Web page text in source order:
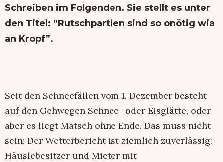
Schreiben im Folgenden. Sie stellt es unter
den Titel: “Rutschpartien sind so onötig wia
an Kropf”.
Seit den Schneefällen vom 1. Dezember besteht
auf den Gehwegen Schnee- oder Eisglätte, oder
aber es liegt Matsch ohne Ende. Das muss nicht
sein: Der Wetterbericht ist ziemlich zuverlässig:
Häuslebesitzer und Mieter mit